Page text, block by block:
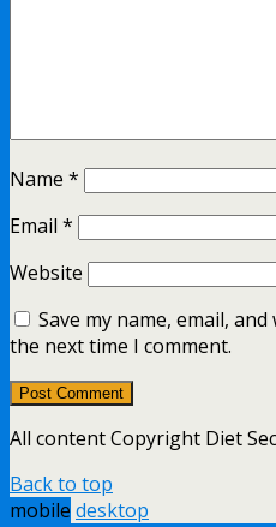
Name *
Email *
Website
Save my name, email,
the next time I comment.
All content Copyright Diet
Back to top
mobile desktop